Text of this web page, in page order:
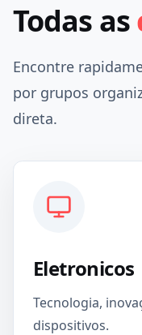
Todas as
Encontre
por grupos
direta.
Eletronicos
Tecnologia,
dispositivos.